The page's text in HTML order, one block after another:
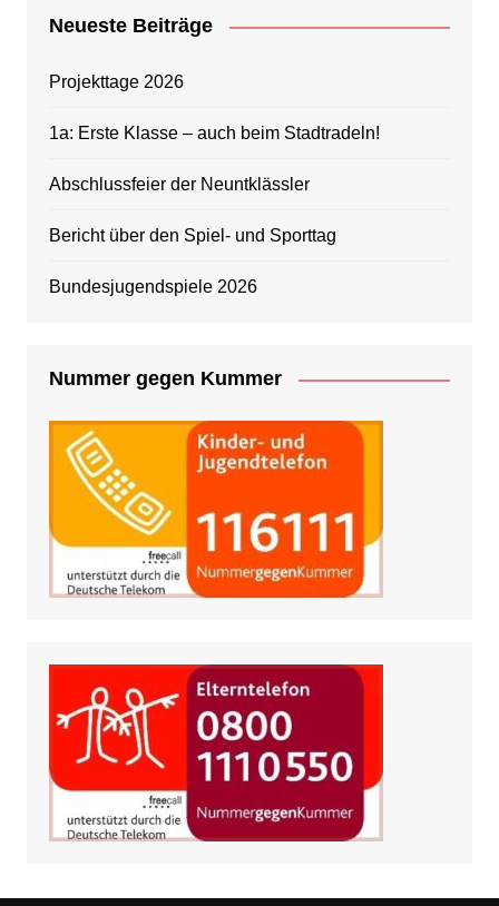
Neueste Beiträge
Projekttage 2026
1a: Erste Klasse – auch beim Stadtradeln!
Abschlussfeier der Neuntklässler
Bericht über den Spiel- und Sporttag
Bundesjugendspiele 2026
Nummer gegen Kummer